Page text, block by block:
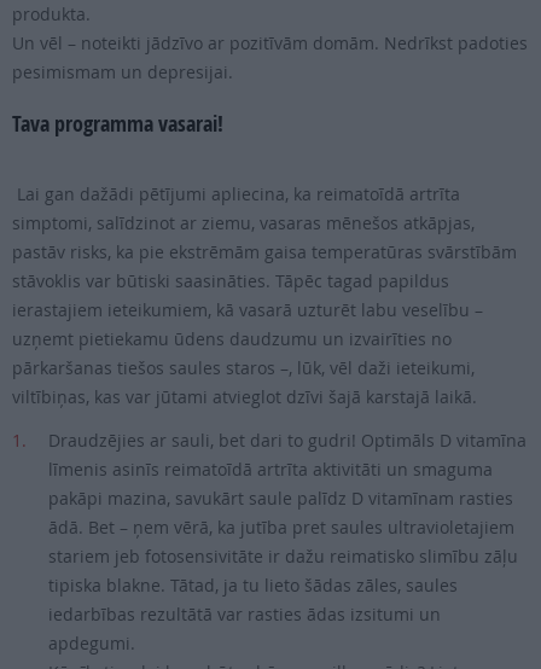
produkta.
Un vēl – noteikti jādzīvo ar pozitīvām domām. Nedrīkst padoties
pesimismam un depresijai.
Tava programma vasarai!
Lai gan dažādi pētījumi apliecina, ka reimatoīdā artrīta
simptomi, salīdzinot ar ziemu, vasaras mēnešos atkāpjas,
pastāv risks, ka pie ekstrēmām gaisa temperatūras svārstībām
stāvoklis var būtiski saasināties. Tāpēc tagad papildus
ierastajiem ieteikumiem, kā vasarā uzturēt labu veselību –
uzņemt pietiekamu ūdens daudzumu un izvairīties no
pārkaršanas tiešos saules staros –, lūk, vēl daži ieteikumi,
viltībiņas, kas var jūtami atvieglot dzīvi šajā karstajā laikā.
Draudzējies ar sauli, bet dari to gudri! Optimāls D vitamīna
līmenis asinīs reimatoīdā artrīta aktivitāti un smaguma
pakāpi mazina, savukārt saule palīdz D vitamīnam rasties
ādā. Bet – ņem vērā, ka jutība pret saules ultravioletajiem
stariem jeb fotosensivitāte ir dažu reimatisko slimību zāļu
tipiska blakne. Tātad, ja tu lieto šādas zāles, saules
iedarbības rezultātā var rasties ādas izsitumi un
apdegumi.